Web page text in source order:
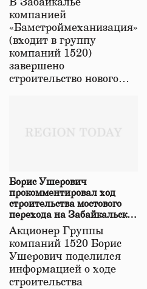
в Забайкалье
В Забайкалье
компанией
«Бамстроймеханизация»
(входит в группу
компаний 1520)
завершено
строительство нового…
Борис Ушерович
прокомментировал ход
строительства мостового
перехода на Забайкальской
железной дороге
Акционер Группы
компаний 1520 Борис
Ушерович поделился
информацией о ходе
строительства